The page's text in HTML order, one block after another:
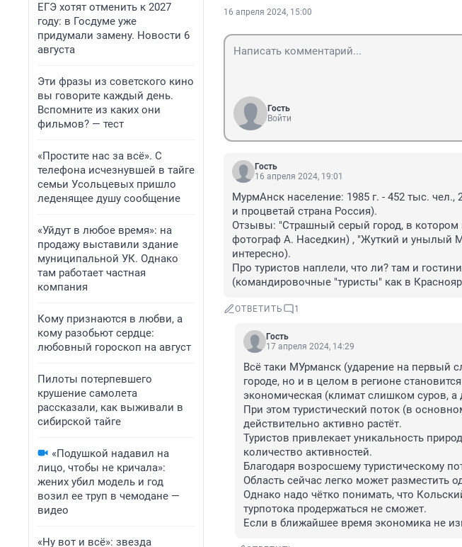
ЕГЭ хотят отменить к 2027
году: в Госдуме уже
придумали замену. Новости 6
августа
Эти фразы из советского кино
вы говорите каждый день.
Вспомните из каких они
фильмов? — тест
«Простите нас за всё». С
телефона исчезнувшей в тайге
семьи Усольцевых пришло
леденящее душу сообщение
«Уйдут в любое время»: на
продажу выставили здание
муниципальной УК. Однако
там работает частная
компания
Кому признаются в любви, а
кому разобьют сердце:
любовный гороскоп на август
Пилоты потерпевшего
крушение самолета
рассказали, как выживали в
сибирской тайге
«Подушкой надавил на
лицо, чтобы не кричала»:
жених убил модель и год
возил ее труп в чемодане —
видео
«Ну вот и всё»: звезда
16 апреля 2024, 15:00
Гость
Войти
Гость
16 апреля 2024, 19:01
МурмАнск население: 1985 г. - 452 тыс. чел.,
и процветай страна Россия).
Отзывы: "Страшный серый город, в котором
фотограф А. Наседкин) , "Жуткий и унылый
интересно).
Про туристов наплели, что ли? там и
(командировочные "туристы" как в
ОТВЕТИТЬ 1
Гость
17 апреля 2024, 14:29
Всё таки МУрманск (ударение на первый
городе, но и в целом в регионе
экономическая (климат слишком суров,
При этом туристический поток (в
действительно активно растёт.
Туристов привлекает уникальность
количество активностей.
Благодаря возросшему туристическому
Область сейчас легко может разместить
Однако надо чётко понимать, что
турпотока продержаться не сможет.
Если в ближайшее время экономика не